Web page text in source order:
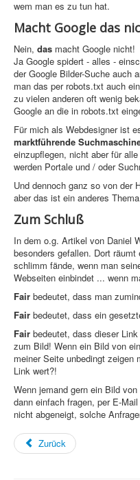
Grafik
Sicherheit
Home
PovRay
PHP
Webdesign
CMS
Grafik
JavaScript
Sicherheit
PovRay
PHP
Webdesign
Grafik
wem man es zu tun hat.
Macht Google das
Nein, das macht Google nicht!
Ja Google spidert - alles -
der Google Bilder-Suche auch
man das per robots.txt auch
zu vielen anderen oft wenig
Google an die in robots.txt
Für mich als Webdesigner ist
marktführende
einzupflegen, nicht aber für
werden Portale und / oder
Und dennoch ganz so von der
aber das ist ein anderes
Zum Schluß
In dem o.g. Artikel von Daniel
besonders gefallen. Dort
schlimm fände, wenn man
Webseiten einbindet ... wenn
Fair bedeutet, dass man
Fair bedeutet, dass ein
Fair bedeutet, dass dieser
zum Bild! Wenn ein Bild von
meiner Seite unbedingt
Link wert?!
Wenn jemand gern ein Bild
dann einfach fragen, per E-
nicht abgeneigt, solche
Zurück